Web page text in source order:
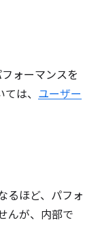
ォーマンスを
は、 ユーザー
るほど、パフォ
んが、内部で